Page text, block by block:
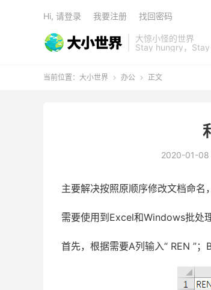
大惊小怪的世界
Stay hungry，Stay
Hi, 请登录 我要注册 找回密码
当前位置： 大小世界  办公  正文
2020-01-08
主要解决按照原顺序修改文档命名
需要使用到Excel和Windows批处理
首先，根据需要A列输入“ REN ”